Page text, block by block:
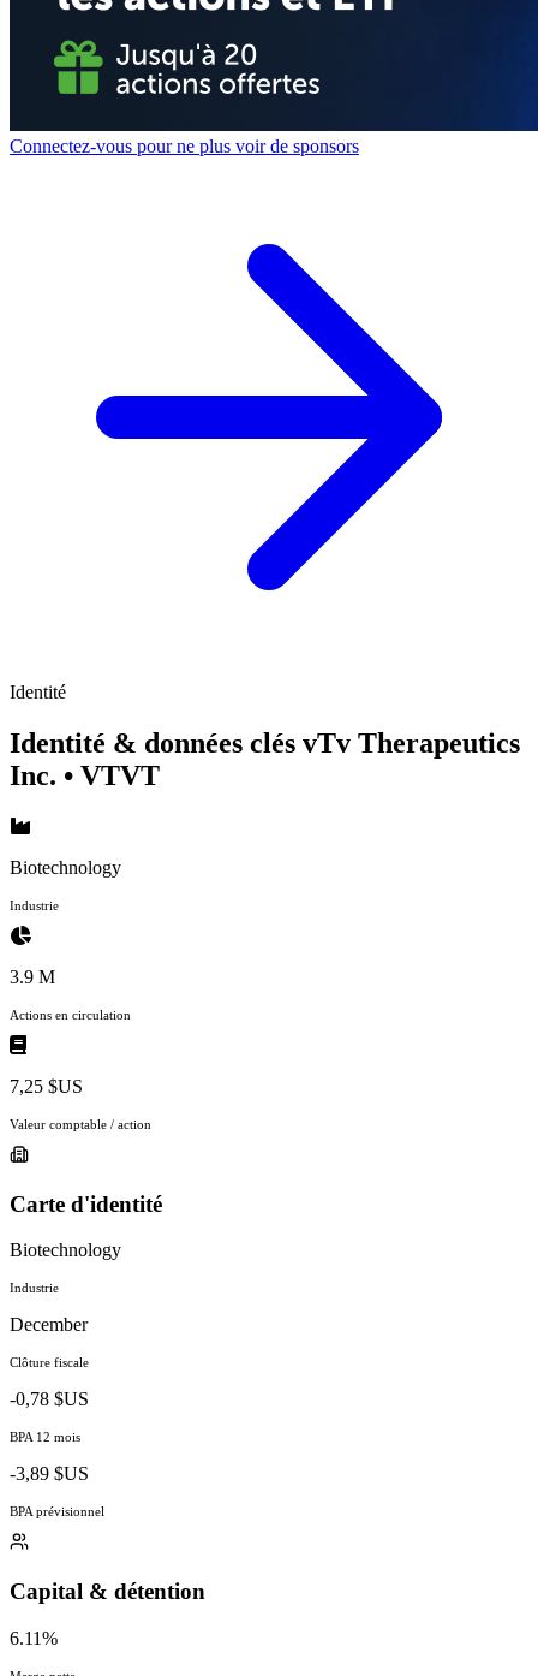
Connectez-vous pour ne plus voir de sponsors
Identité
Identité & données clés vTv Therapeutics
Inc. • VTVT
Biotechnology
Industrie
3.9 M
Actions en circulation
7,25 $US
Valeur comptable / action
Carte d'identité
Biotechnology
Industrie
December
Clôture fiscale
-0,78 $US
BPA 12 mois
-3,89 $US
BPA prévisionnel
Capital & détention
6.11%